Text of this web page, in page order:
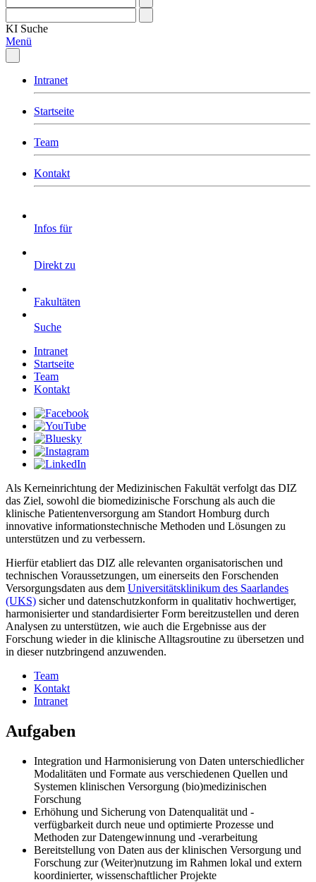
KI Suche
Menü
Intranet
Startseite
Team
Kontakt
Infos für
Direkt zu
Fakultäten
Suche
Intranet
Startseite
Team
Kontakt
Als Kerneinrichtung der Medizinischen Fakultät verfolgt das DIZ
das Ziel, sowohl die biomedizinische Forschung als auch die
klinische Patientenversorgung am Standort Homburg durch
innovative informationstechnische Methoden und Lösungen zu
unterstützen und zu verbessern.
Hierfür etabliert das DIZ alle relevanten organisatorischen und
technischen Voraussetzungen, um einerseits den Forschenden
Versorgungsdaten aus dem Universitätsklinikum des Saarlandes
(UKS) sicher und datenschutzkonform in qualitativ hochwertiger,
harmonisierter und standardisierter Form bereitzustellen und deren
Analysen zu unterstützen, wie auch die Ergebnisse aus der
Forschung wieder in die klinische Alltagsroutine zu übersetzen und
in dieser nutzbringend anzuwenden.
Team
Kontakt
Intranet
Aufgaben
Integration und Harmonisierung von Daten unterschiedlicher
Modalitäten und Formate aus verschiedenen Quellen und
Systemen klinischen Versorgung (bio)medizinischen
Forschung
Erhöhung und Sicherung von Datenqualität und -
verfügbarkeit durch neue und optimierte Prozesse und
Methoden zur Datengewinnung und -verarbeitung
Bereitstellung von Daten aus der klinischen Versorgung und
Forschung zur (Weiter)nutzung im Rahmen lokal und extern
koordinierter, wissenschaftlicher Projekte